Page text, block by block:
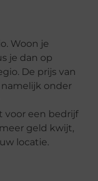
Woon je
je dan op
De prijs van
onder
voor een bedrijf
geld kwijt,
locatie.